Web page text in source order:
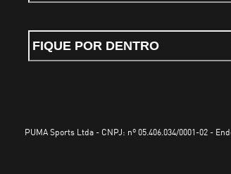
FIQUE POR DENTRO
PUMA Sports Ltda - CNPJ: nº 05.406.034/0001-02 -